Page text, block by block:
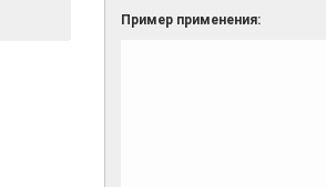
Пример применения: